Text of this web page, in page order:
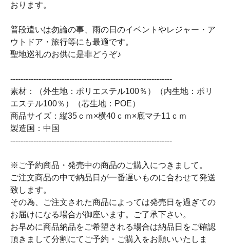
おります。
普段遣いは勿論の事、雨の日のイベントやレジャー・ア
ウトドア・旅行等にも最適です。
聖地巡礼のお供に是非どうぞ♪
---------------------------------------------------------------
素材：（外生地：ポリエステル100％）（内生地：ポリ
エステル100％）（芯生地：POE）
商品サイズ：縦35ｃｍ×横40ｃｍ×底マチ11ｃｍ
製造国：中国
---------------------------------------------------------------
※ご予約商品・発売中の商品のご購入につきまして。
ご注文商品の中で納品日が一番遅いものに合わせて発送
致します。
その為、ご注文された商品によっては発売日を過ぎての
お届けになる場合が御座います。ご了承下さい。
お早めに商品納品をご希望される場合は納品日をご確認
頂きまして分割にてご予約・ご購入をお願いいたしま